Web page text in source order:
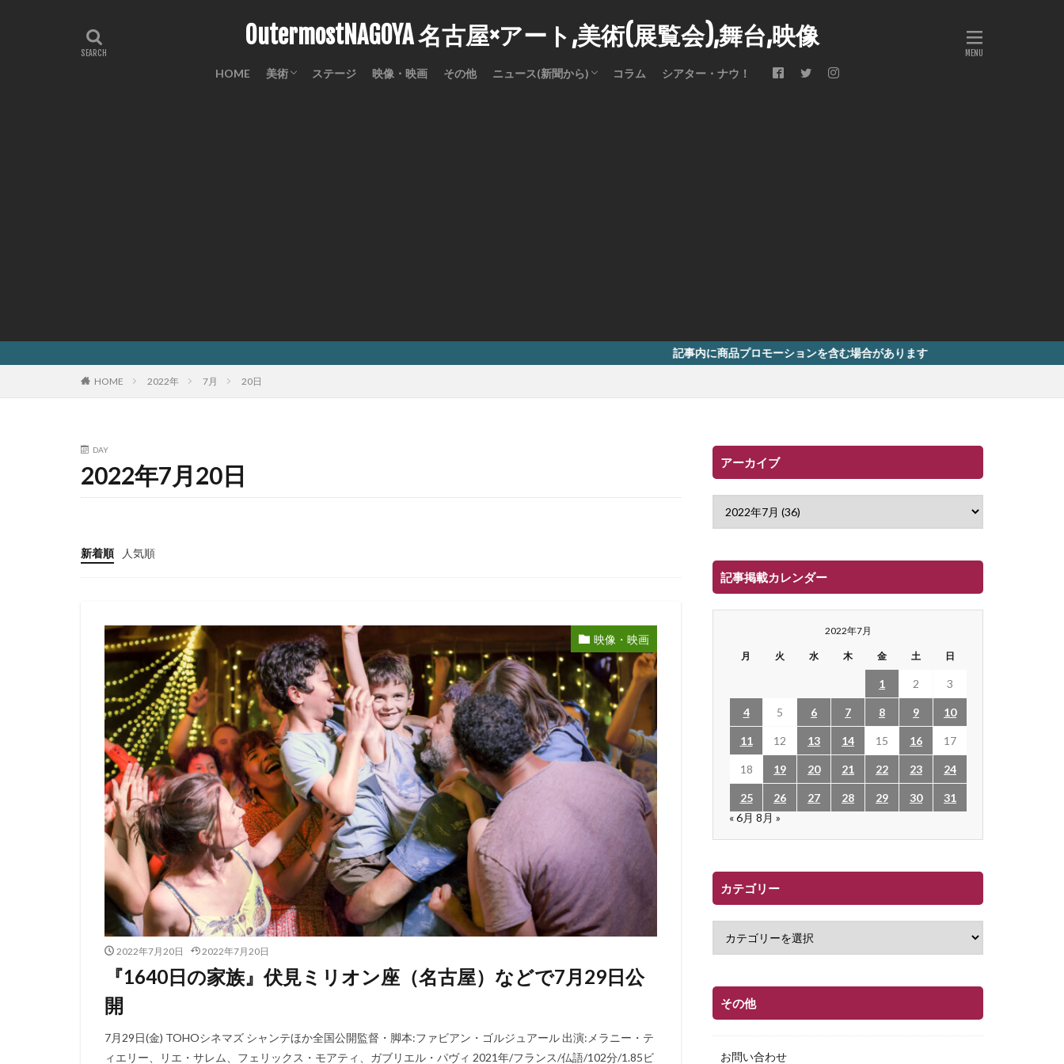
OutermostNAGOYA 名古屋×アート,美術(展覧会),舞台,映像
HOME 美術 ステージ 映像・映画 その他 ニュース(新聞から) コラム シアター・ナウ！
記事内に商品プロモーションを含む場合があります
HOME 2022年 7月 20日
DAY
2022年7月20日
新着順 人気順
映像・映画
2022年7月20日 2022年7月20日
『1640日の家族』伏見ミリオン座（名古屋）などで7月29日公
開
7月29日(金) TOHOシネマズ シャンテほか全国公開監督・脚本:ファビアン・ゴルジュアール 出演:メラニー・テ
ィエリー、リエ・サレム、フェリックス・モアティ、ガブリエル・パヴィ 2021年/フランス/仏語/102分/1.85ビ
アーカイブ
記事掲載カレンダー
2022年7月
月 火 水 木 金 土 日
1 2 3
4 5 6 7 8 9 10
11 12 13 14 15 16 17
18 19 20 21 22 23 24
25 26 27 28 29 30
31
« 6月 8月 »
カテゴリー
その他
お問い合わせ